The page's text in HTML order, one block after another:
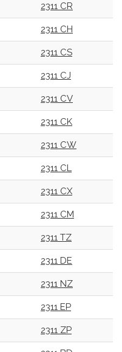
2311 CR
2311 CH
2311 CS
2311 CJ
2311 CV
2311 CK
2311 CW
2311 CL
2311 CX
2311 CM
2311 TZ
2311 DE
2311 NZ
2311 EP
2311 ZP